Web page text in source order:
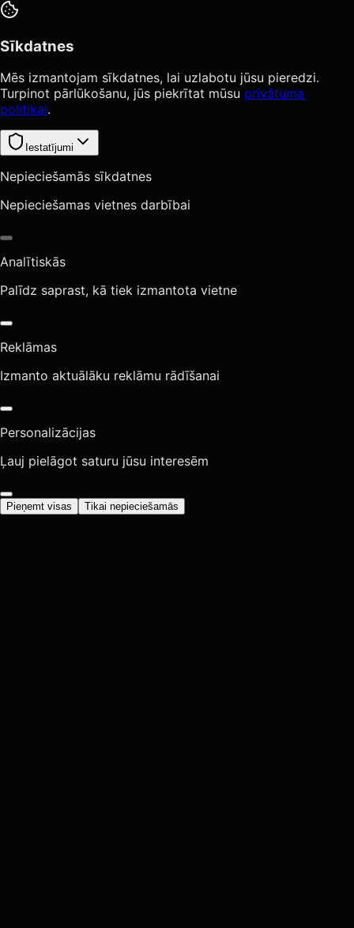
Sīkdatnes
Mēs izmantojam sīkdatnes, lai uzlabotu jūsu pieredzi.
Turpinot pārlūkošanu, jūs piekrītat mūsu privātuma
politikai.
Iestatījumi
Nepieciešamās sīkdatnes
Nepieciešamas vietnes darbībai
Analītiskās
Palīdz saprast, kā tiek izmantota vietne
Reklāmas
Izmanto aktuālāku reklāmu rādīšanai
Personalizācijas
Ļauj pielāgot saturu jūsu interesēm
Pieņemt visas Tikai nepieciešamās